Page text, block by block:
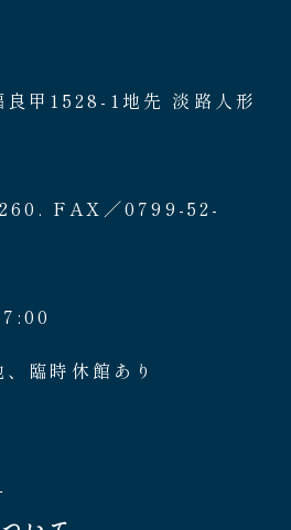
良甲1528-1地先 淡路人形
FAX／0799-52-
臨時休館あり